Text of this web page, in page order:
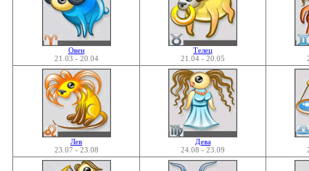
Овен
21.03 - 20.04
Телец
21.04 - 20.05
Лев
23.07 - 23.08
Дева
24.08 - 23.09